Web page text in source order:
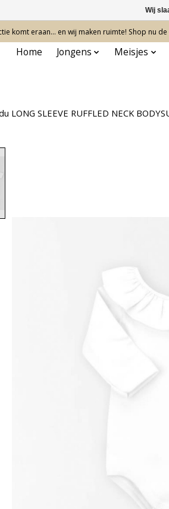
komt eraan… en wij maken ruimte! Shop nu
Home Jongens Meisjes
LONG SLEEVE RUFFLED NECK
Wij